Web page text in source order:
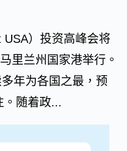
）投资高峰会将
里兰州国家港举行。
年为各国之最，预
。随着政...